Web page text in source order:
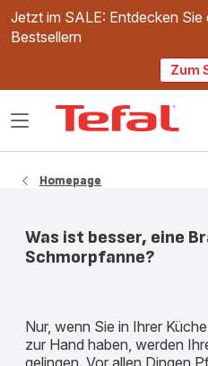
Jetzt im SALE: Entdecken
Bestsellern
Zum
Das
Homepage
Was ist besser, eine
Schmorpfanne?
Nur, wenn Sie in Ihrer
zur Hand haben, werden
gelingen. Vor allen Dingen